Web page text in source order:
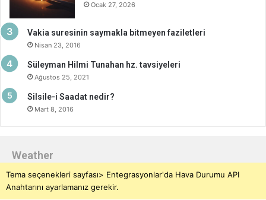
Ocak 27, 2026
Vakia suresinin saymakla bitmeyen faziletleri
Nisan 23, 2016
Süleyman Hilmi Tunahan hz. tavsiyeleri
Ağustos 25, 2021
Silsile-i Saadat nedir?
Mart 8, 2016
Weather
Tema seçenekleri sayfası> Entegrasyonlar'da Hava Durumu API
Anahtarını ayarlamanız gerekir.